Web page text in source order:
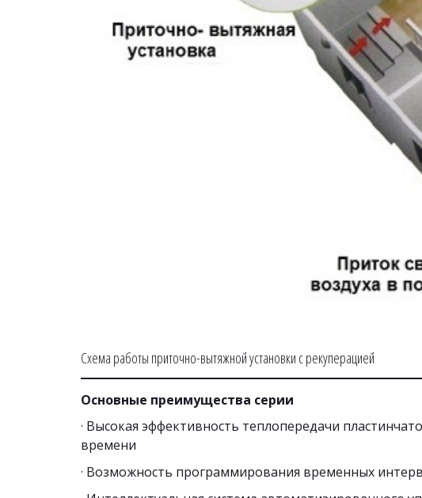
Схема работы приточно-вытяжной установки с рекуперацией
Основные преимущества серии
· Высокая эффективность теплопередачи
времени
· Возможность программирования временных